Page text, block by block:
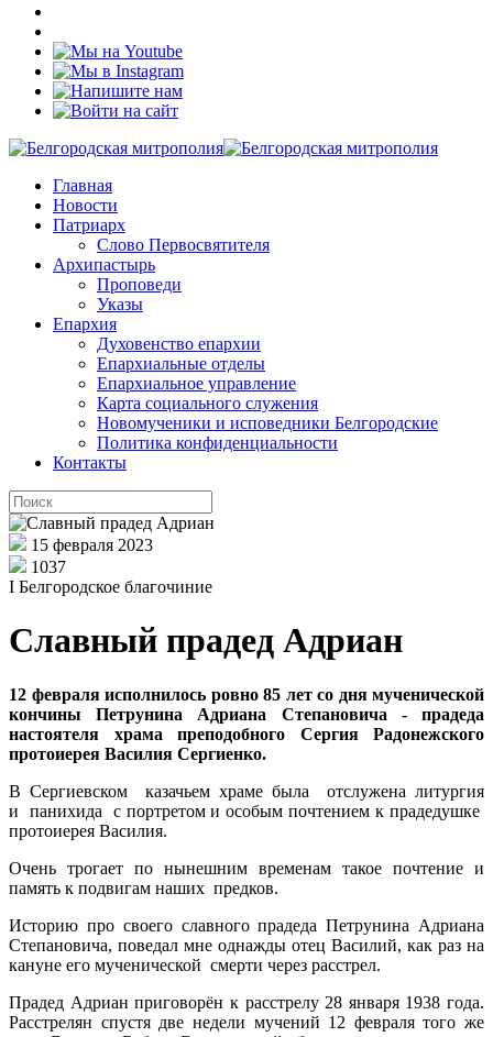
Главная
Новости
Патриарх
Слово Первосвятителя
Архипастырь
Проповеди
Указы
Епархия
Духовенство епархии
Епархиальные отделы
Епархиальное управление
Карта социального служения
Новомученики и исповедники Белгородские
Политика конфиденциальности
Контакты
15 февраля 2023
1037
I Белгородское благочиние
Славный прадед Адриан
12 февраля исполнилось ровно 85 лет со дня мученической
кончины Петрунина Адриана Степановича - прадеда
настоятеля храма преподобного Сергия Радонежского
протоиерея Василия Сергиенко.
В Сергиевском казачьем храме была отслужена литургия
и панихида с портретом и особым почтением к прадедушке
протоиерея Василия.
Очень трогает по нынешним временам такое почтение и
память к подвигам наших предков.
Историю про своего славного прадеда Петрунина Адриана
Степановича, поведал мне однажды отец Василий, как раз на
кануне его мученической смерти через расстрел.
Прадед Адриан приговорён к расстрелу 28 января 1938 года.
Расстрелян спустя две недели мучений 12 февраля того же